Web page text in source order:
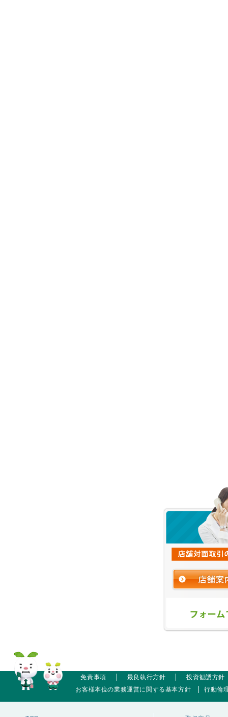
免責事項 最良執行方針
投資勧誘方針
お客様本位の業務運営に関する基本方針
行動倫